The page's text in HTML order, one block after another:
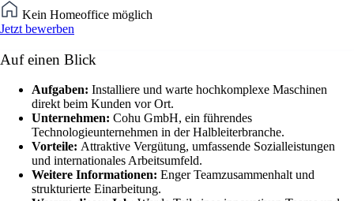
Kein Homeoffice möglich
Jetzt bewerben
Auf einen Blick
Aufgaben: Installiere und warte hochkomplexe Maschinen
direkt beim Kunden vor Ort.
Unternehmen: Cohu GmbH, ein führendes
Technologieunternehmen in der Halbleiterbranche.
Vorteile: Attraktive Vergütung, umfassende Sozialleistungen
und internationales Arbeitsumfeld.
Weitere Informationen: Enger Teamzusammenhalt und
strukturierte Einarbeitung.